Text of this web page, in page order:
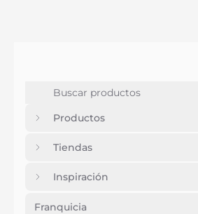
Productos
Tiendas
Inspiración
Franquicia